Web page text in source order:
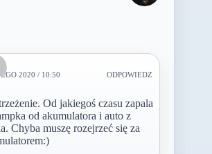
2020 / 10:50 ODPOWIEDZ
Od jakiegoś czasu zapala
od akumulatora i auto z
Chyba muszę rozejrzeć się za